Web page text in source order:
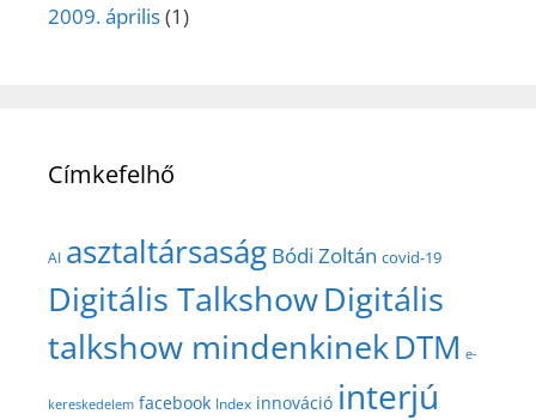
2009. április(1)
Címkefelhő
AI asztaltársaság Bódi Zoltán covid-19
Digitális TalkshowDigitális
talkshow mindenkinekDTM e-
kereskedelem facebook Index innováció interjú